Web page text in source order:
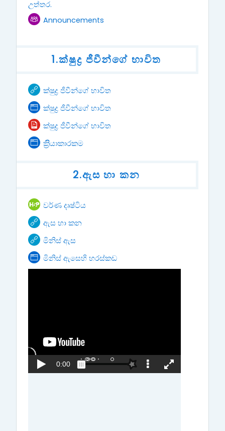
උත්තර.Page
AnnouncementsForum
1.ක්ෂුද්‍ර ජීවීන්ගේ භාවිත
ක්ෂුද්‍ර ජීවීන්ගේ භාවිතURL
ක්ෂුද්‍ර ජීවීන්ගේ භාවිතPage
ක්ෂුද්‍ර ජීවීන්ගේ භාවිතFile
ක්‍රිියාකාරකමPage
2.ඇස හා කන
වර්ණ දෘෂ්ටියInteractive Content
ඇස හා කනURL
මිනිස් ඇසURL
මිනිස් ඇසෙහි හරස්කඩPage